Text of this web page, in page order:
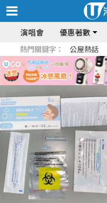
演唱會 優惠著數
熱門關鍵字： 公屋熱話